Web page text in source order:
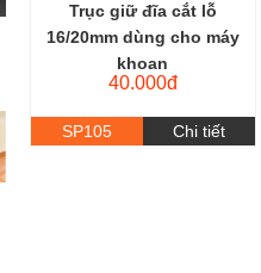
Trục giữ đĩa cắt lỗ
16/20mm dùng cho máy
khoan
40.000đ
SP105 Chi tiết